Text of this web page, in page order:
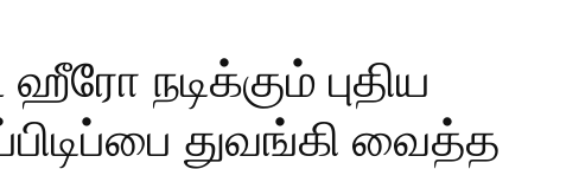
ஹீரோ நடிக்கும் புதிய
துவங்கி வைத்த